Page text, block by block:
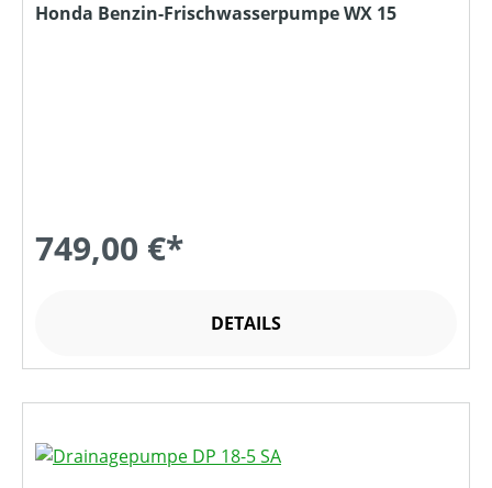
Honda Benzin-Frischwasserpumpe WX 15
749,00 €*
DETAILS